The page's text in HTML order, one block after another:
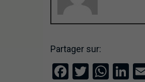
Partager sur:
Facebook
Twitter